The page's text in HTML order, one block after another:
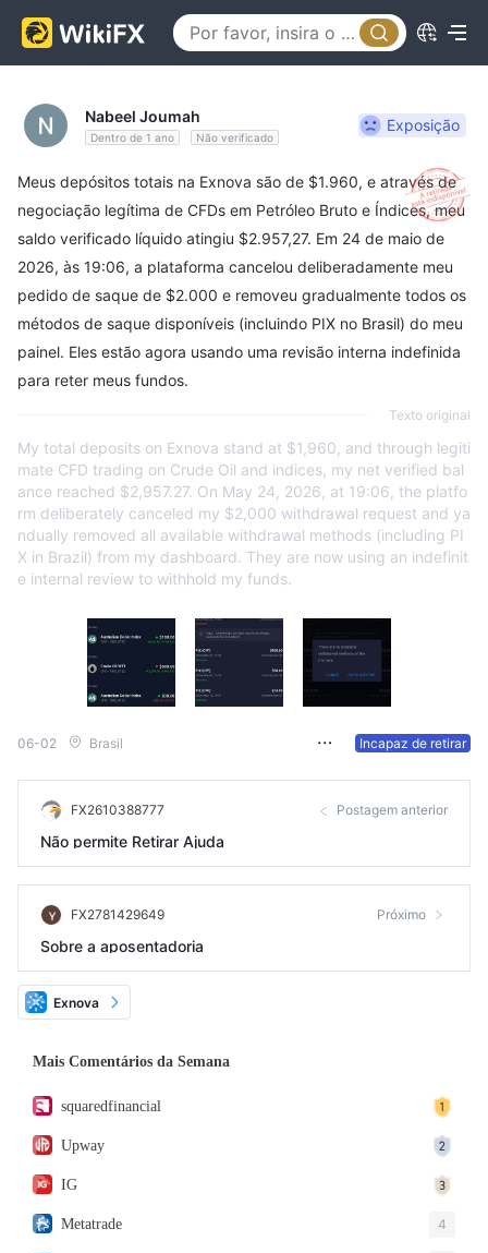
Nabeel Joumah
Dentro de 1 ano Não verificado
Exposição
Meus depósitos totais na Exnova são de $1.960, e através de
negociação legítima de CFDs em Petróleo Bruto e Índices, meu
saldo verificado líquido atingiu $2.957,27. Em 24 de maio de
2026, às 19:06, a plataforma cancelou deliberadamente meu
pedido de saque de $2.000 e removeu gradualmente todos os
métodos de saque disponíveis (incluindo PIX no Brasil) do meu
painel. Eles estão agora usando uma revisão interna indefinida
para reter meus fundos.
Texto original
My total deposits on Exnova stand at $1,960, and through legiti
mate CFD trading on Crude Oil and indices, my net verified bal
ance reached $2,957.27. On May 24, 2026, at 19:06, the platfo
rm deliberately canceled my $2,000 withdrawal request and ya
ndually removed all available withdrawal methods (including PI
X in Brazil) from my dashboard. They are now using an indefinit
e internal review to withhold my funds.
06-02 Brasil Incapaz de retirar
FX2610388777 Postagem anterior
Não permite Retirar Ajuda
FX2781429649 Próximo
Sobre a aposentadoria
Exnova
Mais Comentários da Semana
squaredfinancial
Upway
IG
Metatrade 4